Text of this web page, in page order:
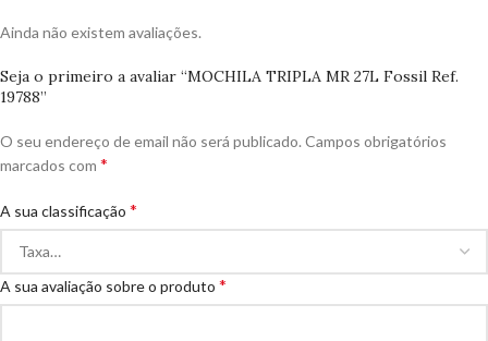
Ainda não existem avaliações.
Seja o primeiro a avaliar “MOCHILA TRIPLA MR 27L Fossil Ref.
19788”
O seu endereço de email não será publicado. Campos obrigatórios
marcados com *
A sua classificação *
A sua avaliação sobre o produto *